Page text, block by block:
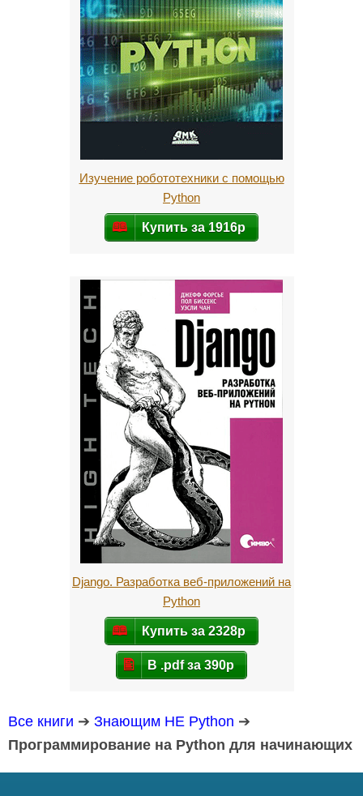
Изучение робототехники с помощью
Python
Купить за 1916р
Django. Разработка веб-приложений на
Python
Купить за 2328р
В .pdf за 390р
Все книги ➔Знающим НЕ Python ➔
Программирование на Python для начинающих